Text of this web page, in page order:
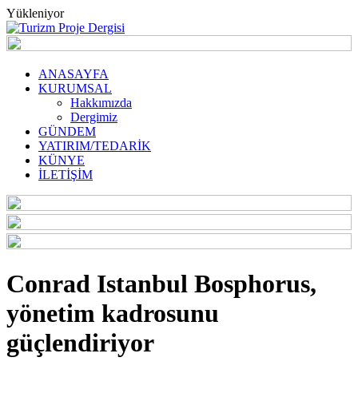
Yükleniyor
ANASAYFA
KURUMSAL
Hakkımızda
Dergimiz
GÜNDEM
YATIRIM/TEDARİK
KÜNYE
İLETİŞİM
Conrad Istanbul Bosphorus,
yönetim kadrosunu
güçlendiriyor